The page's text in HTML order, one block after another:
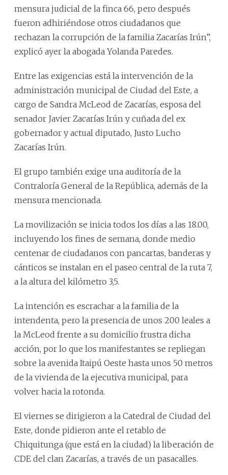
mensura judicial de la finca 66, pero después
fueron adhiriéndose otros ciudadanos que
rechazan la corrupción de la familia Zacarías Irún”,
explicó ayer la abogada Yolanda Paredes.
Entre las exigencias está la intervención de la
administración municipal de Ciudad del Este, a
cargo de Sandra McLeod de Zacarías, esposa del
senador Javier Zacarías Irún y cuñada del ex
gobernador y actual diputado, Justo Lucho
Zacarías Irún.
El grupo también exige una auditoría de la
Contraloría General de la República, además de la
mensura mencionada.
La movilización se inicia todos los días a las 18.00,
incluyendo los fines de semana, donde medio
centenar de ciudadanos con pancartas, banderas y
cánticos se instalan en el paseo central de la ruta 7,
a la altura del kilómetro 3,5.
La intención es escrachar a la familia de la
intendenta, pero la presencia de unos 200 leales a
la McLeod frente a su domicilio frustra dicha
acción, por lo que los manifestantes se repliegan
sobre la avenida Itaipú Oeste hasta unos 50 metros
de la vivienda de la ejecutiva municipal, para
volver hacia la rotonda.
El viernes se dirigieron a la Catedral de Ciudad del
Este, donde pidieron ante el retablo de
Chiquitunga (que está en la ciudad) la liberación de
CDE del clan Zacarías, a través de un pasacalles.